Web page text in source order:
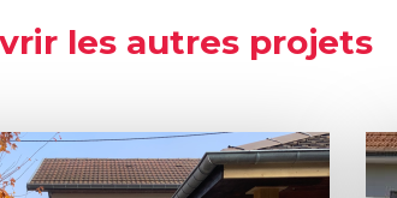
les autres projets